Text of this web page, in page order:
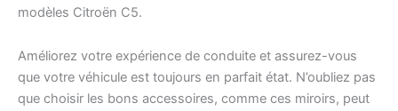
modèles Citroën C5.
Améliorez votre expérience de conduite et assurez-vous
que votre véhicule est toujours en parfait état. N’oubliez pas
que choisir les bons accessoires, comme ces miroirs, peut